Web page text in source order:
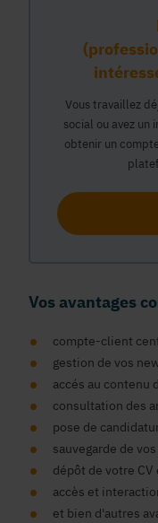
Vous travaillez
social ou avez un
obtenir un
Vos avantages
compte-client
gestion de vos
accés au contenu
consultation des
pose de
sauvegarde de
dépôt de votre CV
accès et
et bien d'autres